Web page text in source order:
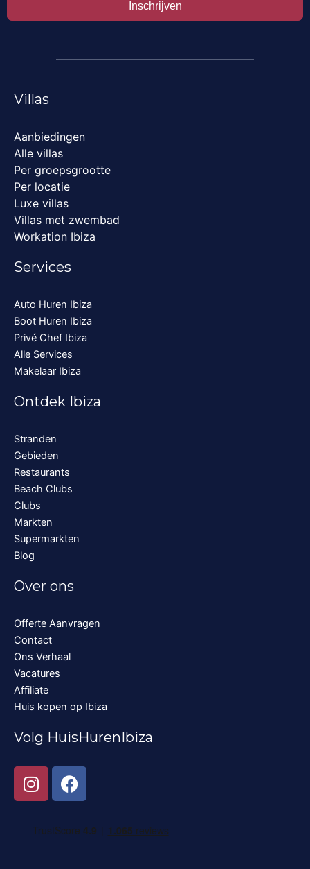
Inschrijven
Villas
Aanbiedingen
Alle villas
Per groepsgrootte
Per locatie
Luxe villas
Villas met zwembad
Workation Ibiza
Services
Auto Huren Ibiza
Boot Huren Ibiza
Privé Chef Ibiza
Alle Services
Makelaar Ibiza
Ontdek Ibiza
Stranden
Gebieden
Restaurants
Beach Clubs
Clubs
Markten
Supermarkten
Blog
Over ons
Offerte Aanvragen
Contact
Ons Verhaal
Vacatures
Affiliate
Huis kopen op Ibiza
Volg HuisHurenIbiza
I
n
t
F
a
e